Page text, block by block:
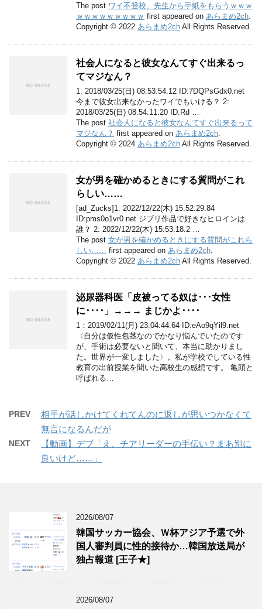
The post ワイ不登校、先生から手紙をもらうｗｗｗ
ｗｗｗｗｗｗｗｗｗ first appeared on あらまめ2ch
Copyright © 2022 あらまめ2ch All Rights Reserved.
社会人になると彼女なんてすぐ出来るっ
てマジなん？
1: 2018/03/25(日) 08:53:54.12 ID:7DQPsGdx0.net
今まで彼女出来なかったワイでもいける？ 2:
2018/03/25(日) 08:54:11.20 ID:Rd …
The post 社会人になると彼女なんてすぐ出来るって
マジなん？ first appeared on あらまめ2ch
Copyright © 2024 あらまめ2ch All Rights Reserved.
女が男を確かめるときにする質問がこれ
らしい……
[ad_Zucks]1: 2022/12/22(木) 15:52:29.84
ID:pms0o1vr0.net ジブリ作品で好きなヒロインは
誰？ 2: 2022/12/22(木) 15:53:18.2 …
The post 女が男を確かめるときにする質問がこれら
しい……
first appeared on あらまめ2ch
Copyright © 2022 あらまめ2ch All Rights Reserved.
泌尿器科医「皮被ってる奴は･･･女性
に････」→→→ まじかよ････
1：2019/02/11(月) 23:04:44.64 ID:eAo9qYil9.net
〈自分は仮性包茎なのでかなり悩んでいたのです
が、手術は必要ないと聞いて、本当に助かりまし
た。世界が一変しました〉。私が学校でしている性
教育の出前授業を聞いた高校生の感想です。 亀頭と
呼ばれる…
PREV
相手が話しかけてくれてんのに返しが思いつかなくて
無言になるんだが
NEXT
【動画】デブ「え、チアリーダーの手伝い？まあ別に
良いけど……」
2026/08/07
韓国サッカー協会、Ｗ杯アジア予選で外
国人審判員に性的接待か…韓国放送局が
独占報道 [王子★]
2026/08/07